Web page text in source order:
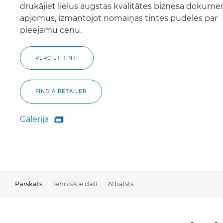
drukājiet lielus augstas kvalitātes biznesa
apjomus, izmantojot nomaiņas tintes pudeles par
pieejamu cenu.
PĒRCIET TINTI
FIND A RETAILER
Galerija
Galerija

Pārskats Tehniskie dati Atbalsts